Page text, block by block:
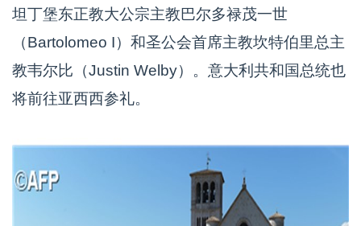
坦丁堡东正教大公宗主教巴尔多禄茂一世
（Bartolomeo I）和圣公会首席主教坎特伯里总主
教韦尔比（Justin Welby）。意大利共和国总统也
将前往亚西西参礼。